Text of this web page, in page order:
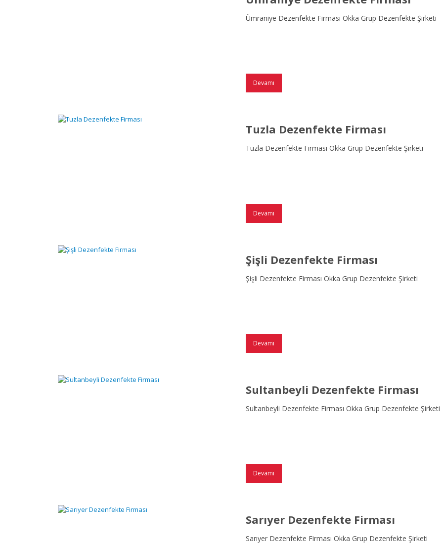
Ümraniye Dezenfekte Firması Okka Grup Dezenfekte Şirketi
Devamı
Tuzla Dezenfekte Firması
Tuzla Dezenfekte Firması Okka Grup Dezenfekte Şirketi
Devamı
Şişli Dezenfekte Firması
Şişli Dezenfekte Firması Okka Grup Dezenfekte Şirketi
Devamı
Sultanbeyli Dezenfekte Firması
Sultanbeyli Dezenfekte Firması Okka Grup Dezenfekte Şirketi
Devamı
Sarıyer Dezenfekte Firması
Sarıyer Dezenfekte Firması Okka Grup Dezenfekte Şirketi